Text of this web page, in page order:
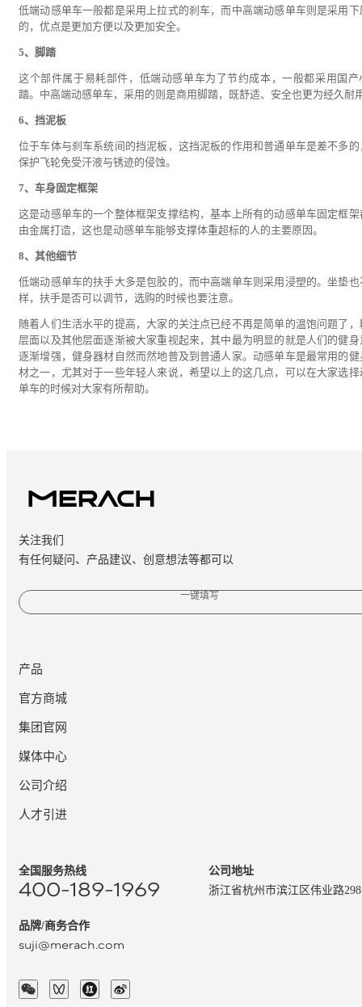
低端动感单车一般都是采用上拉式的刹车，而中高端动感单车则是采用下
的，优点是更加方便以及更加安全。
5、脚踏
这个部件属于易耗部件，低端动感单车为了节约成本，一般都采用国产
踏。中高端动感单车，采用的则是商用脚踏，既舒适、安全也更为经久耐
6、挡泥板
位于车体与刹车系统间的挡泥板，这挡泥板的作用和普通单车是差不多的
保护飞轮免受汗液与锈迹的侵蚀。
7、车身固定框架
这是动感单车的一个整体框架支撑结构，基本上所有的动感单车固定框架
由金属打造，这也是动感单车能够支撑体重超标的人的主要原因。
8、其他细节
低端动感单车的扶手大多是包胶的，而中高端单车则采用浸塑的。坐垫也
样，扶手是否可以调节，选购的时候也要注意。
随着人们生活水平的提高，大家的关注点已经不再是简单的温饱问题了，
层面以及其他层面逐渐被大家重视起来，其中最为明显的就是人们的健身
逐渐增强，健身器材自然而然地普及到普通人家。动感单车是最常用的健
材之一，尤其对于一些年轻人来说，希望以上的这几点，可以在大家选择
单车的时候对大家有所帮助。
关注我们
有任何疑问、产品建议、创意想法等都可以
一键填写
产品
官方商城
集团官网
媒体中心
公司介绍
人才引进
全国服务热线
400-189-1969
品牌/商务合作
suji@merach.com
公司地址
浙江省杭州市滨江区伟业路